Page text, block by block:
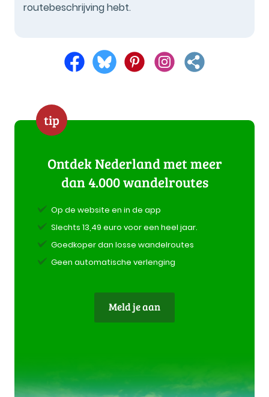
routebeschrijving hebt.
tip
Ontdek Nederland met meer
dan 4.000 wandelroutes
Op de website en in de app
Slechts 13,49 euro voor een heel jaar.
Goedkoper dan losse wandelroutes
Geen automatische verlenging
Meld je aan